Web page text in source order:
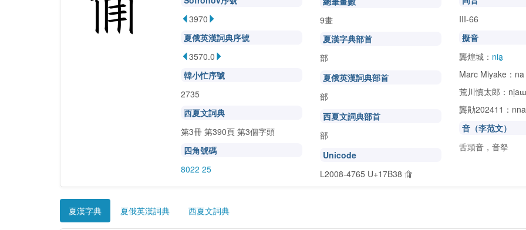
3970
夏俄英漢詞典序號
3570.0
韓小忙序號
2735
西夏文詞典
第3冊 第390頁 第3個字頭
四角號碼
8022 25
9畫
夏漢字典部首
部
夏俄英漢詞典部首
部
西夏文詞典部首
部
Unicode
L2008-4765 U+17B38 𗬸
III-66
擬音
龔煌城： nia̱
Marc Miyake：na
荒川慎太郎：nịaɯ
龔勛202411：
音（李范文）
舌頭音，音拏
夏漢字典 夏俄英漢詞典 西夏文詞典